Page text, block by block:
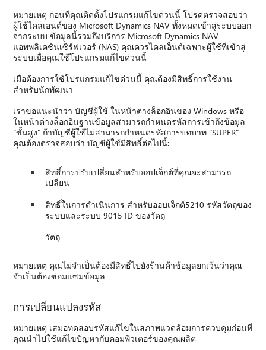
หมายเหตุ ก่อนที่คุณติดตั้งโปรแกรมแก้ไขด่วนนี้ โปรดตรวจสอบว่า
ผู้ใช้ไคลเอนต์ของ Microsoft Dynamics NAV ทั้งหมดเข้าสู่ระบบออก
จากระบบ ข้อมูลนี้รวมถึงบริการ Microsoft Dynamics NAV
แอพพลิเคชันเซิร์ฟเวอร์ (NAS) คุณควรไคลเอ็นต์เฉพาะผู้ใช้ที่เข้าสู่
ระบบเมื่อคุณใช้โปรแกรมแก้ไขด่วนนี้
เมื่อต้องการใช้โปรแกรมแก้ไขด่วนนี้ คุณต้องมีสิทธิ์การใช้งาน
สำหรับนักพัฒนา
เราขอแนะนำว่า บัญชีผู้ใช้ ในหน้าต่างล็อกอินของ Windows หรือ
ในหน้าต่างล็อกอินฐานข้อมูลสามารถกำหนดรหัสการเข้าถึงข้อมูล
"ขั้นสูง" ถ้าบัญชีผู้ใช้ไม่สามารถกำหนดรหัสการบทบาท "SUPER"
คุณต้องตรวจสอบว่า บัญชีผู้ใช้มีสิทธิ์ต่อไปนี้:
สิทธิ์การปรับเปลี่ยนสำหรับออปเจ็กต์ที่คุณจะสามารถ
เปลี่ยน
สิทธิ์ในการดำเนินการ สำหรับออบเจ็กต์5210 รหัสวัตถุของ
ระบบและระบบ 9015 ID ของวัตถุ
วัตถุ
หมายเหตุ คุณไม่จำเป็นต้องมีสิทธิ์ไปยังร้านค้าข้อมูลยกเว้นว่าคุณ
จำเป็นต้องซ่อมแซมข้อมูล
การเปลี่ยนแปลงรหัส
หมายเหตุ เสมอทดสอบรหัสแก้ไขในสภาพแวดล้อมการควบคุมก่อนที่
คุณนำไปใช้แก้ไขปัญหากับคอมพิวเตอร์ของคุณผลิต